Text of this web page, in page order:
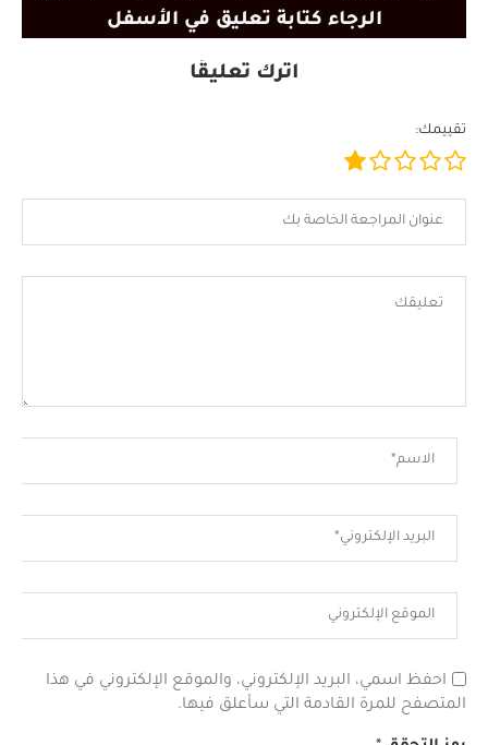
الرجاء كتابة تعليق في الأسفل
اترك تعليقًا
تقييمك:
احفظ اسمي، البريد الإلكتروني، والموقع الإلكتروني في هذا
المتصفح للمرة القادمة التي سأعلق فيها.